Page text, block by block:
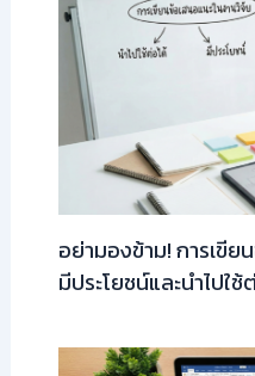
อย่ามองข้าม! การเขีย
มีประโยชน์และนำไปใช้